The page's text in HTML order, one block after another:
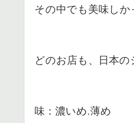
その中でも美味し
どのお店も、日本
味：濃いめ.薄め